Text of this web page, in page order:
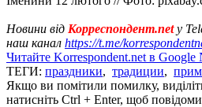
Новини від Корреспондент.netу
наш канал https://t.me/
Читайте Korrespondent.net в Google
ТЕГИ: праздники, традиции,
Якщо ви помітили помилку,
натисніть Ctrl + Enter, щоб